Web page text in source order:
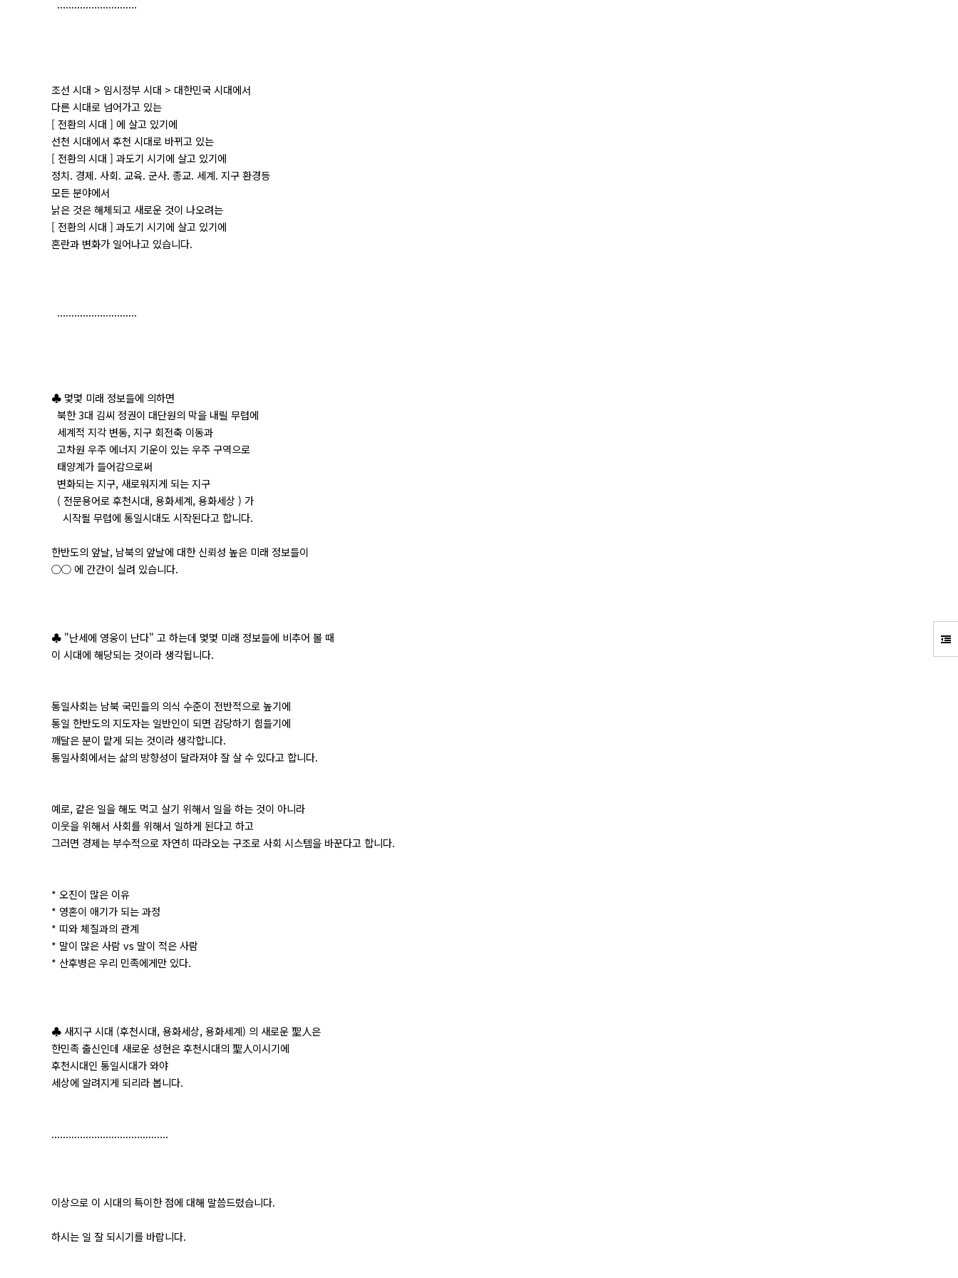
............................
조선 시대 > 임시정부 시대 > 대한민국 시대에서
다른 시대로 넘어가고 있는
[ 전환의 시대 ] 에 살고 있기에
선천 시대에서 후천 시대로 바뀌고 있는
[ 전환의 시대 ] 과도기 시기에 살고 있기에
정치. 경제. 사회. 교육. 군사. 종교. 세계. 지구 환경등
모든 분야에서
낡은 것은 해체되고 새로운 것이 나오려는
[ 전환의 시대 ] 과도기 시기에 살고 있기에
혼란과 변화가 일어나고 있습니다.
............................
♣ 몇몇 미래 정보들에 의하면
북한 3대 김씨 정권이 대단원의 막을 내릴 무렵에
세계적 지각 변동, 지구 회전축 이동과
고차원 우주 에너지 기운이 있는 우주 구역으로
태양계가 들어감으로써
변화되는 지구, 새로워지게 되는 지구
( 전문용어로 후천시대, 용화세계, 용화세상 ) 가
시작될 무렵에 통일시대도 시작된다고 합니다.
한반도의 앞날, 남북의 앞날에 대한 신뢰성 높은 미래 정보들이
○○ 에 간간이 실려 있습니다.
♣ "난세에 영웅이 난다" 고 하는데 몇몇 미래 정보들에 비추어 볼 때
이 시대에 해당되는 것이라 생각됩니다.
통일사회는 남북 국민들의 의식 수준이 전반적으로 높기에
통일 한반도의 지도자는 일반인이 되면 감당하기 힘들기에
깨달은 분이 맡게 되는 것이라 생각합니다.
통일사회에서는 삶의 방향성이 달라져야 잘 살 수 있다고 합니다.
예로, 같은 일을 해도 먹고 살기 위해서 일을 하는 것이 아니라
이웃을 위해서 사회를 위해서 일하게 된다고 하고
그러면 경제는 부수적으로 자연히 따라오는 구조로 사회 시스템을 바꾼다고 합니다.
* 오진이 많은 이유
* 영혼이 애기가 되는 과정
* 띠와 체질과의 관계
* 말이 많은 사람 vs 말이 적은 사람
* 산후병은 우리 민족에게만 있다.
♣ 새지구 시대 (후천시대, 용화세상, 용화세계) 의 새로운 聖人은
한민족 출신인데 새로운 성현은 후천시대의 聖人이시기에
후천시대인 통일시대가 와야
세상에 알려지게 되리라 봅니다.
.........................................
이상으로 이 시대의 특이한 점에 대해 말씀드렸습니다.
하시는 일 잘 되시기를 바랍니다.